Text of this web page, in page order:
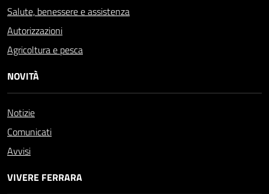
Salute, benessere e assistenza
Autorizzazioni
Agricoltura e pesca
NOVITÀ
Notizie
Comunicati
Avvisi
VIVERE FERRARA